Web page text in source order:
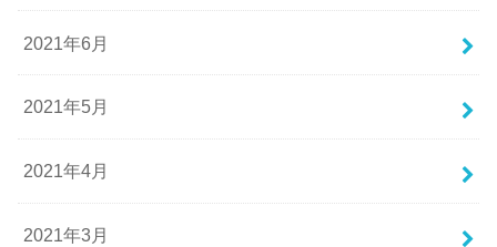
2021年6月
2021年5月
2021年4月
2021年3月